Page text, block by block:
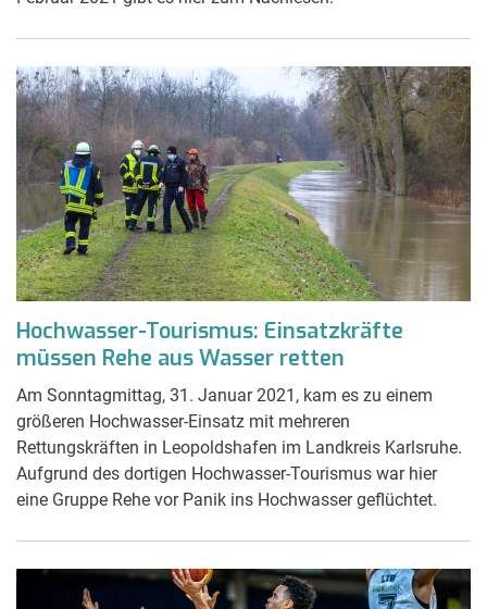
Hochwasser-Tourismus: Einsatzkräfte
müssen Rehe aus Wasser retten
Am Sonntagmittag, 31. Januar 2021, kam es zu einem
größeren Hochwasser-Einsatz mit mehreren
Rettungskräften in Leopoldshafen im Landkreis Karlsruhe.
Aufgrund des dortigen Hochwasser-Tourismus war hier
eine Gruppe Rehe vor Panik ins Hochwasser geflüchtet.